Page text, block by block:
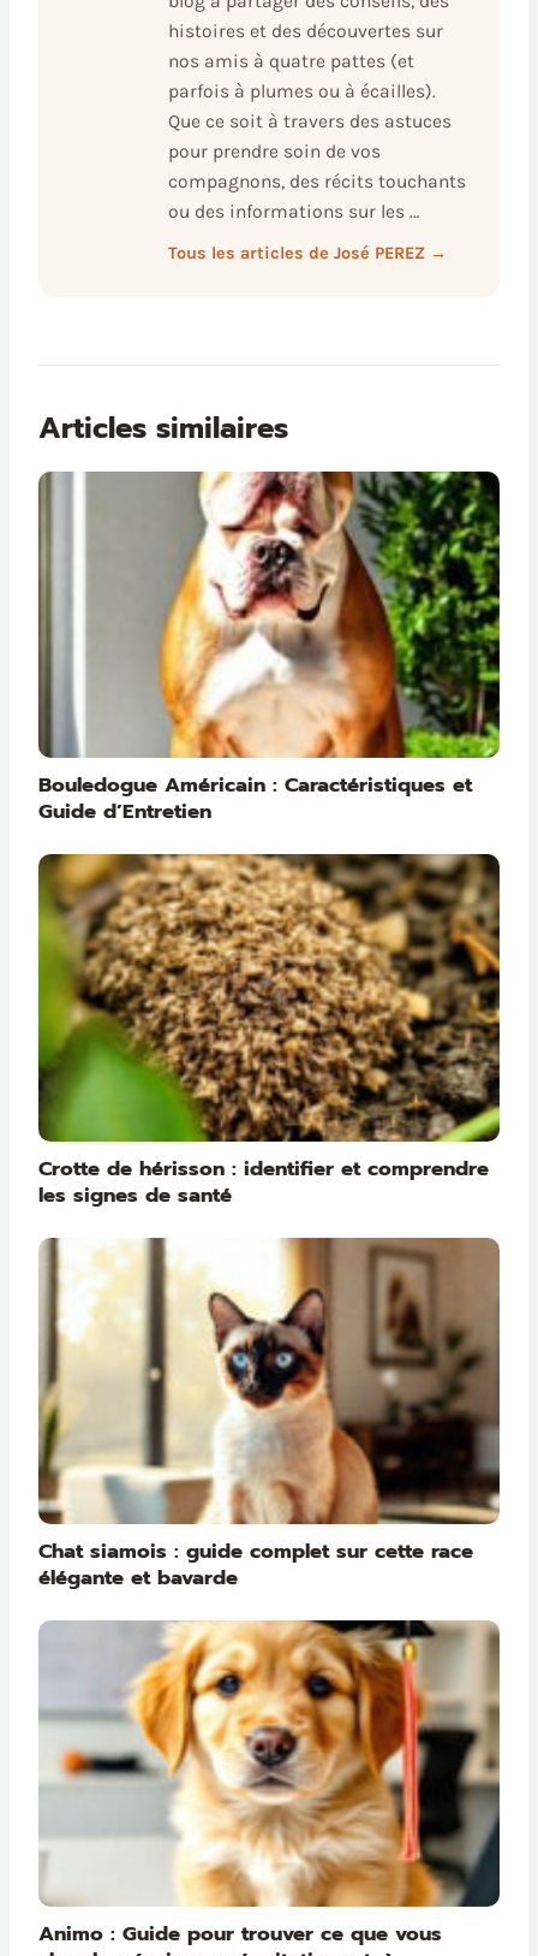
histoires et des découvertes sur
nos amis à quatre pattes (et
parfois à plumes ou à écailles).
Que ce soit à travers des astuces
pour prendre soin de vos
compagnons, des récits touchants
ou des informations sur les …
Tous les articles de José PEREZ →
Articles similaires
Bouledogue Américain : Caractéristiques et
Guide d’Entretien
Crotte de hérisson : identifier et comprendre
les signes de santé
Chat siamois : guide complet sur cette race
élégante et bavarde
Animo : Guide pour trouver ce que vous